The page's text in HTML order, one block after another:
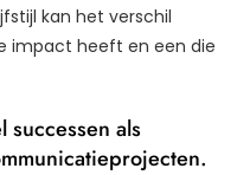
kan het verschil
impact heeft en een die
als